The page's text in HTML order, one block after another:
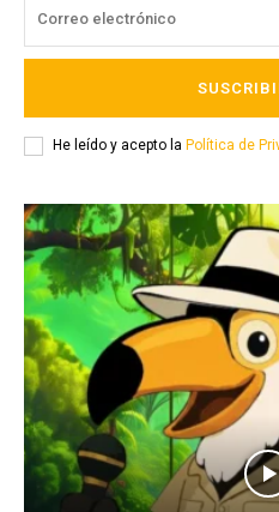
He leído y acepto la Política de